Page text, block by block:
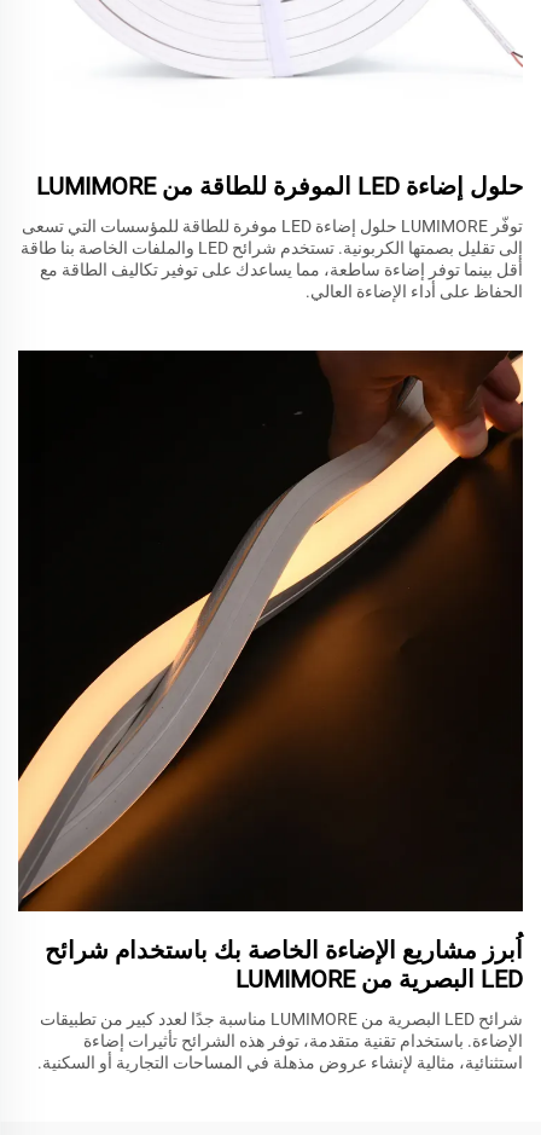
حلول إضاءة LED الموفرة للطاقة من LUMIMORE
توفّر LUMIMORE حلول إضاءة LED موفرة للطاقة للمؤسسات التي تسعى
إلى تقليل بصمتها الكربونية. تستخدم شرائح LED والملفات الخاصة بنا طاقة
أقل بينما توفر إضاءة ساطعة، مما يساعدك على توفير تكاليف الطاقة مع
الحفاظ على أداء الإضاءة العالي.
اُبرز مشاريع الإضاءة الخاصة بك باستخدام شرائح
LED البصرية من LUMIMORE
شرائح LED البصرية من LUMIMORE مناسبة جدًا لعدد كبير من تطبيقات
الإضاءة. باستخدام تقنية متقدمة، توفر هذه الشرائح تأثيرات إضاءة
استثنائية، مثالية لإنشاء عروض مذهلة في المساحات التجارية أو السكنية.